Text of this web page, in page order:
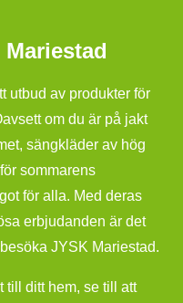
utbud av produkter för
om du är på jakt
sängkläder av hög
sommarens
för alla. Med deras
erbjudanden är det
JYSK Mariestad.
till ditt hem, se till att